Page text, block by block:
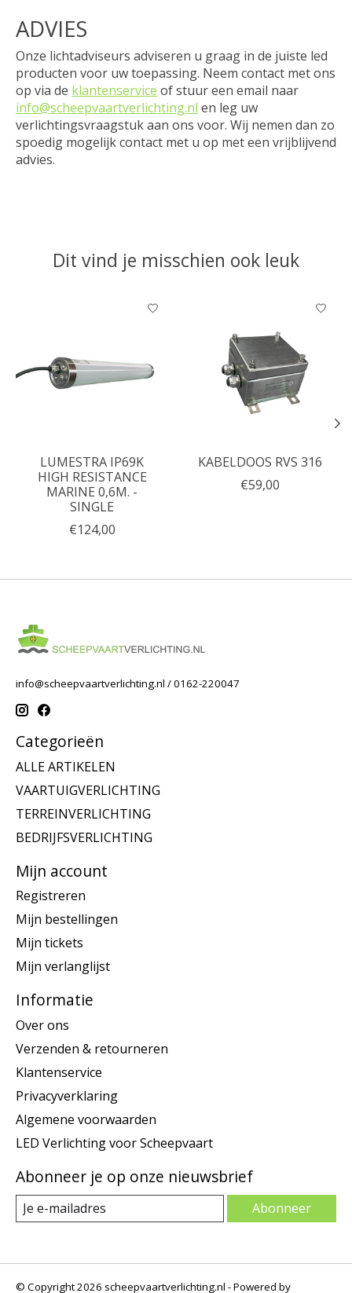
ADVIES
Onze lichtadviseurs adviseren u graag in de juiste led
producten voor uw toepassing. Neem contact met ons
op via de klantenservice of stuur een email naar
info@scheepvaartverlichting.nl en leg uw
verlichtingsvraagstuk aan ons voor. Wij nemen dan zo
spoedig mogelijk contact met u op met een vrijblijvend
advies.
Dit vind je misschien ook leuk
Items van productcarrousel
LUMESTRA IP69K
HIGH RESISTANCE
MARINE 0,6M. -
SINGLE
€124,00
KABELDOOS RVS 316
€59,00
info@scheepvaartverlichting.nl / 0162-220047
Categorieën
ALLE ARTIKELEN
VAARTUIGVERLICHTING
TERREINVERLICHTING
BEDRIJFSVERLICHTING
Mijn account
Registreren
Mijn bestellingen
Mijn tickets
Mijn verlanglijst
Informatie
Over ons
Verzenden & retourneren
Klantenservice
Privacyverklaring
Algemene voorwaarden
LED Verlichting voor Scheepvaart
Abonneer je op onze nieuwsbrief
Abonneer
© Copyright 2026 scheepvaartverlichting.nl - Powered by